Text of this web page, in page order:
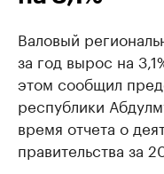
Валовый
за год вырос на
этом сообщил
республики
время отчета о
правительства за